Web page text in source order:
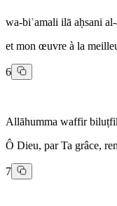
wa-biʿamali ilā aḥsani al-
et mon œuvre à la
6
Allāhumma waffir
Ô Dieu, par Ta grâce,
7